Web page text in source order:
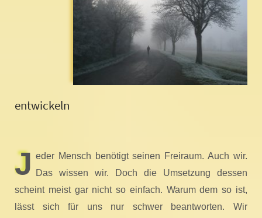
entwickeln
J eder Mensch benötigt seinen Freiraum. Auch wir.
Das wissen wir. Doch die Umsetzung dessen
scheint meist gar nicht so einfach. Warum dem so ist,
lässt sich für uns nur schwer beantworten. Wir